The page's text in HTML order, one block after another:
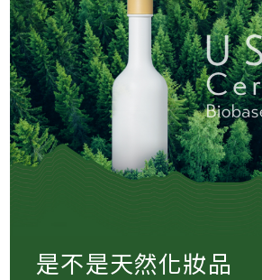
是不是天然化妝品